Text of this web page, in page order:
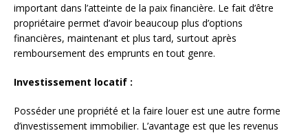
important dans l’atteinte de la paix financière. Le fait d’être
propriétaire permet d’avoir beaucoup plus d’options
financières, maintenant et plus tard, surtout après
remboursement des emprunts en tout genre.
Investissement locatif :
Posséder une propriété et la faire louer est une autre forme
d’investissement immobilier. L’avantage est que les revenus